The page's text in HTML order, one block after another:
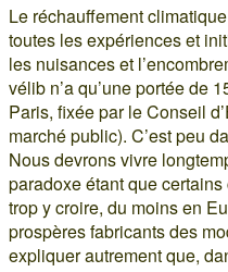
Le réchauffement
toutes les expériences et
les nuisances et
vélib n’a qu’une portée de
Paris, fixée par le Conseil
marché public). C’est peu
Nous devrons vivre
paradoxe étant que
trop y croire, du moins en
prospères fabricants des
expliquer autrement que,